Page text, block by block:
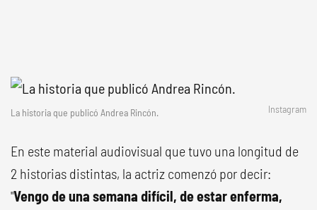
La historia que publicó Andrea Rincón. Instagram
En este material audiovisual que tuvo una longitud de
2 historias distintas, la actriz comenzó por decir:
"Vengo de una semana difícil, de estar enferma,